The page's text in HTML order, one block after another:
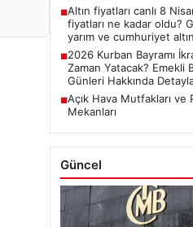
■Altın fiyatları canlı 8
fiyatları ne kadar oldu?
yarım ve cumhuriyet
■2026 Kurban Bayramı
Zaman Yatacak? Emekli
Günleri Hakkında
■Açık Hava Mutfakları ve
Mekanları
Güncel